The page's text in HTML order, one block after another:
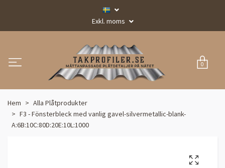
Exkl. moms
0
Hem
Alla Plåtprodukter
F3 - Fönsterbleck med vanlig gavel-silvermetallic-blank-
A:6B:10C:80D:20E:10L:1000